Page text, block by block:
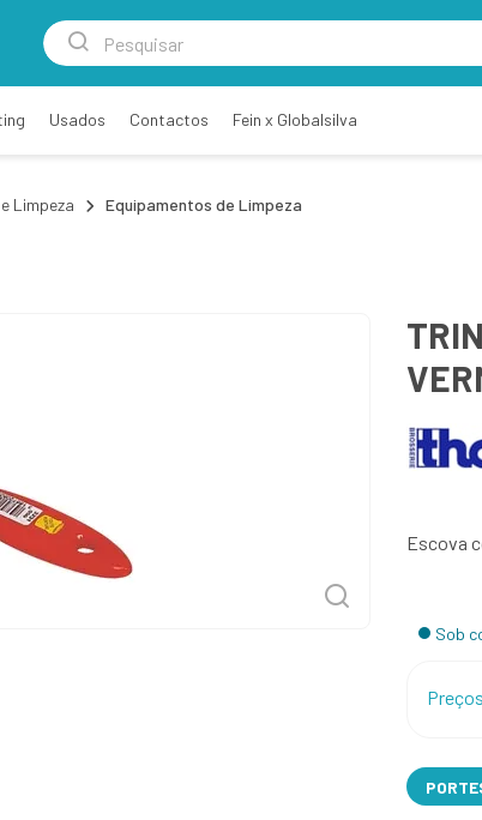
Usados Contactos Fein x Globalsilva
Limpeza Equipamentos de Limpeza
Escova
Sob